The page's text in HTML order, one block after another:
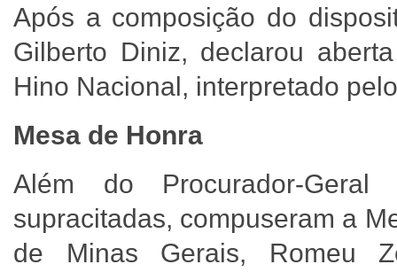
Após a composição do
Gilberto Diniz, declarou
Hino Nacional, interpretado
Mesa de Honra
Além do Procurador-
supracitadas, compuseram a
de Minas Gerais, Romeu